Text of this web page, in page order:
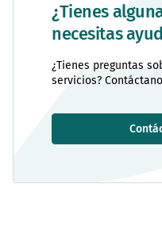
¿Tienes
necesitas
¿Tienes preguntas
servicios?